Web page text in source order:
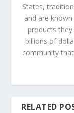
States,
and are
products
billions of
community
RELATED